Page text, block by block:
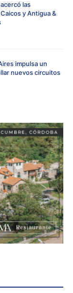
las
y Antigua &
impulsa un
nuevos circuitos